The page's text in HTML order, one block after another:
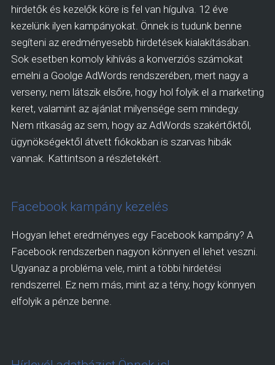
hirdetők és kezelők köre is fel van hígulva. 12 éve
kezelünk ilyen kampányokat. Önnek is tudunk benne
segíteni az eredményesebb hirdetések kialakításában.
Sok esetben komoly kihívás a konverziós számokat
emelni a Goolge AdWords rendszerében, mert nagy a
verseny, nem látszik elsőre, hogy hol folyik el a marketing
keret, valamint az ajánlat milyensége sem mindegy.
Nem ritkaság az sem, hogy az AdWords szakértőktől,
ügynökségektől átvett fiókokban is szarvas hibák
vannak. Kattintson a részletekért.
Facebook kampány kezelés
Hogyan lehet eredményes egy Facebook kampány? A
Facebook rendszerben nagyon könnyen el lehet veszni.
Ugyanaz a probléma vele, mint a többi hirdetési
rendszerrel. Ez nem más, mint az a tény, hogy könnyen
elfolyik a pénze benne.